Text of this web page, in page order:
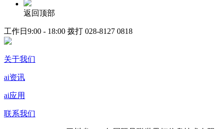
返回顶部
工作日9:00 - 18:00 拨打 028-8127 0818
关于我们
ai资讯
ai应用
联系我们